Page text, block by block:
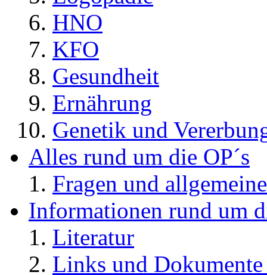
HNO
KFO
Gesundheit
Ernährung
Genetik und
Alles rund um die OP´s
Fragen und
Informationen rund um
Literatur
Links und